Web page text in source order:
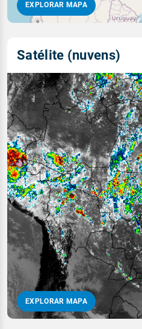
EXPLORAR MAPA
Satélite (nuvens)
EXPLORAR MAPA